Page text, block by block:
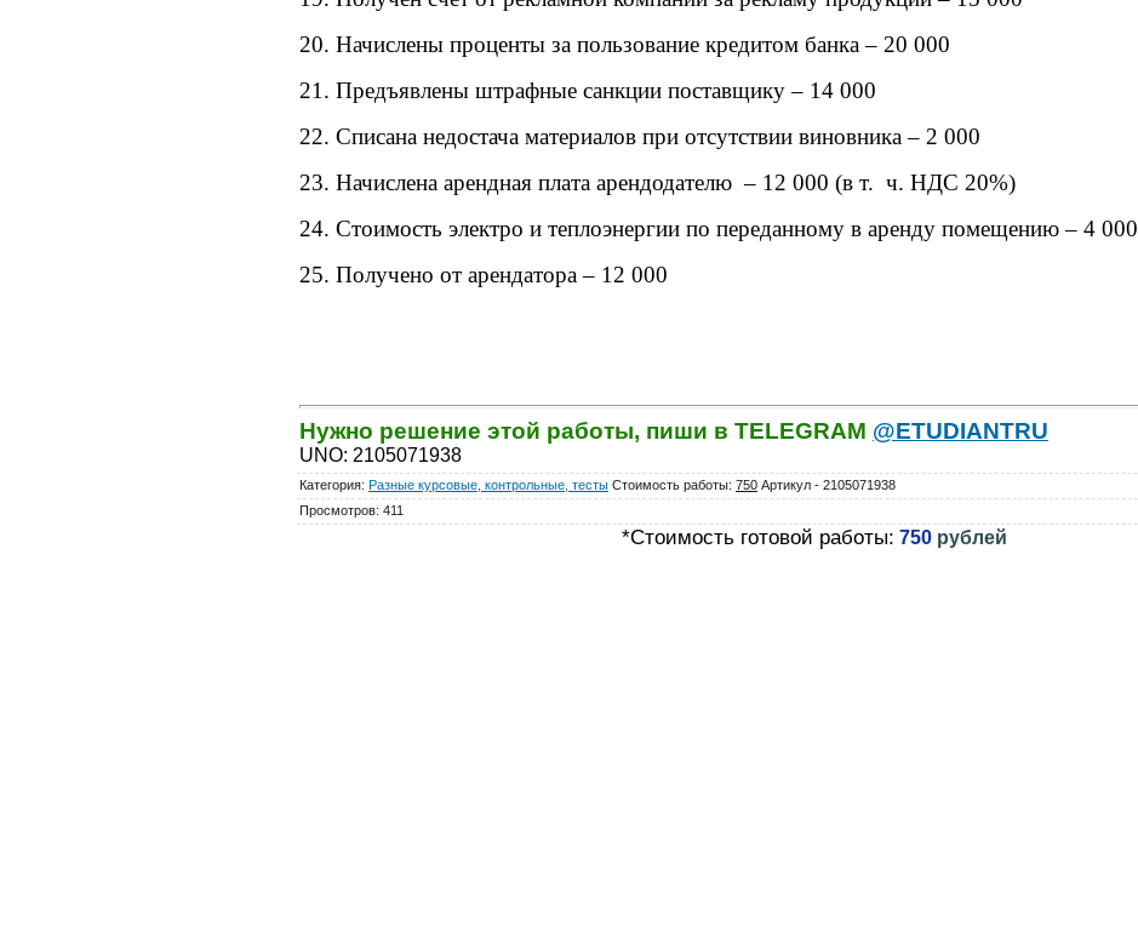
20. Начислены проценты за пользование кредитом банка – 20 000
21. Предъявлены штрафные санкции поставщику – 14 000
22. Списана недостача материалов при отсутствии виновника – 2 000
23. Начислена арендная плата арендодателю – 12 000 (в т. ч. НДС 20%)
24. Стоимость электро и теплоэнергии по переданному в аренду помещению – 4 000
25. Получено от арендатора – 12 000
Нужно решение этой работы, пиши в TELEGRAM @ETUDIANTRU
UNO: 2105071938
Категория: Разные курсовые, контрольные, тесты Стоимость работы: 750 Артикул - 2105071938
Просмотров: 411
*Стоимость готовой работы: 750 рублей